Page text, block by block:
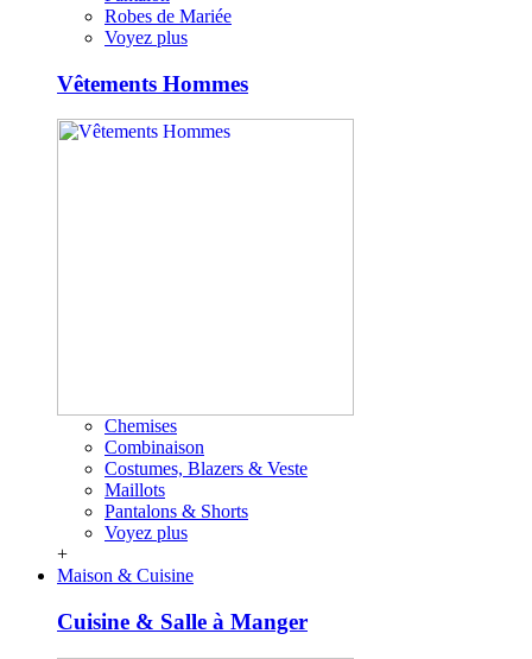
Robes de Mariée
Voyez plus
Vêtements Hommes
Chemises
Combinaison
Costumes, Blazers & Veste
Maillots
Pantalons & Shorts
Voyez plus
+
Maison & Cuisine
Cuisine & Salle à Manger